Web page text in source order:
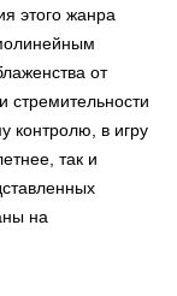
этого жанра
от
стремительности
контролю, в игру
так и
на